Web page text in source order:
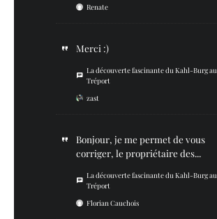
Renate
Merci :)
La découverte fascinante du Kahl-Burg au
Tréport
zast
Bonjour, je me permet de vous
corriger, le propriétaire des...
La découverte fascinante du Kahl-Burg au
Tréport
Florian Cauchois